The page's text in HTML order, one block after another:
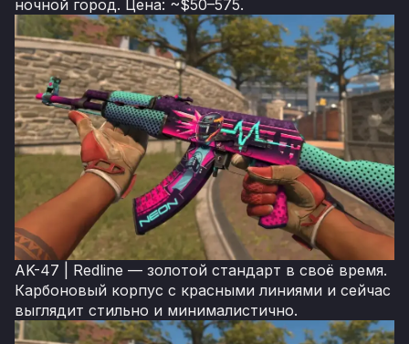
ночной город. Цена: ~$50–575.
AK-47 | Redline — золотой стандарт в своё время.
Карбоновый корпус с красными линиями и сейчас
выглядит стильно и минималистично.